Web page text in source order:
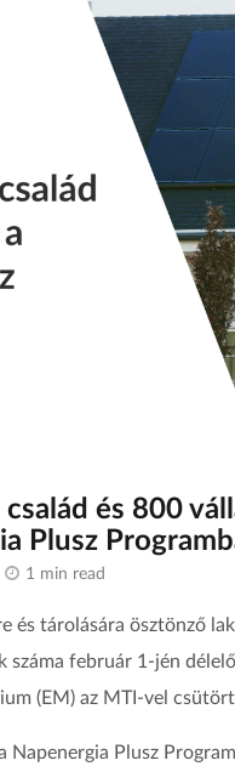
és 800
Plusz
1 min read
és tárolására ösztönző
száma február 1-jén
(EM) az MTI-vel
Napenergia Plusz